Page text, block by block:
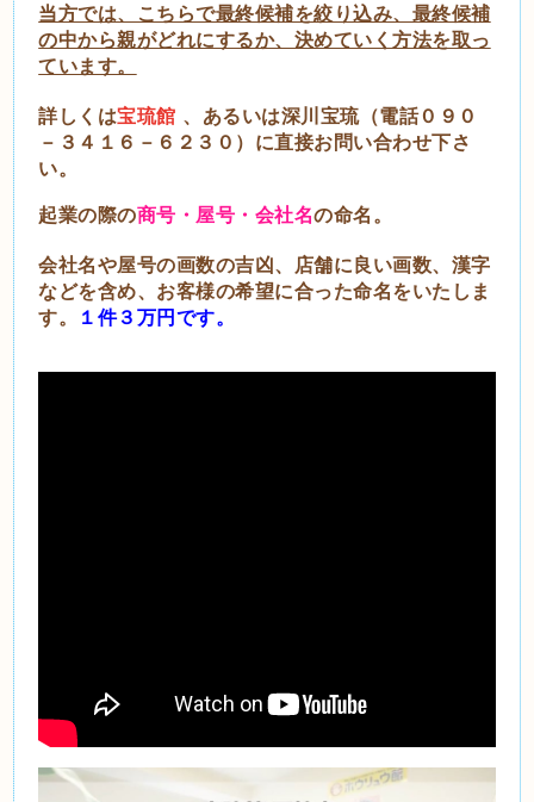
当方では、こちらで最終候補を絞り込み、最終候補
の中から親がどれにするか、決めていく方法を取っ
ています。
詳しくは宝琉館 、あるいは深川宝琉（電話０９０
－３４１６－６２３０）に直接お問い合わせ下さ
い。
起業の際の商号・屋号・会社名の命名。
会社名や屋号の画数の吉凶、店舗に良い画数、漢字
などを含め、お客様の希望に合った命名をいたしま
す。
１件３万円です。